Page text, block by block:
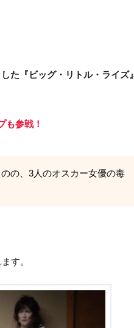
た『ビッグ・リトル・ライズ』
も参戦！
の、3人のオスカー女優の毒
す。